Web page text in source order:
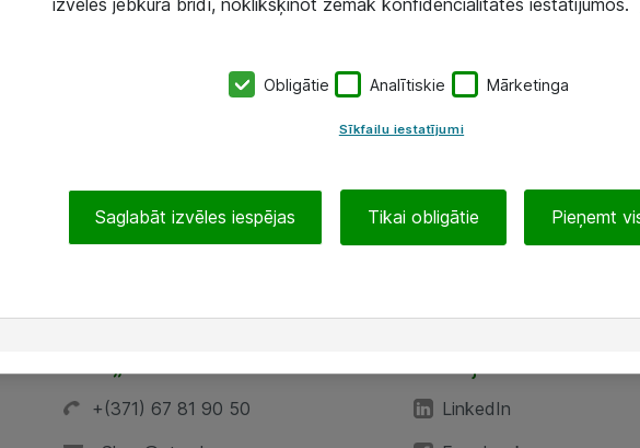
+(371) 67 81 90 50
LinkedIn
Obligātie Analītiskie Mārketinga
Sīkfailu iestatījumi
Saglabāt izvēles iespējas Tikai obligātie Pieņemt